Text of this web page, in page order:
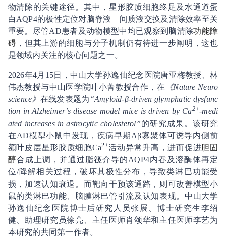
物清除的关键途径。其中，星形胶质细胞终足及水通道蛋
白AQP4的极性定位对脑脊液—间质液交换及清除效率至关
重要。尽管AD患者及动物模型中均已观察到脑清除功能障
碍 ，但其上游的细胞与分子机制仍有待进一步阐明，这也
是领域内关注的核心问题之一。
2026年4月15日，中山大学孙逸仙纪念医院唐亚梅教授、林
伟杰教授与中山医学院叶小菁教授合作，在 《Nature Neuro
science》 在线发表题为 “Amyloid-β-driven glymphatic dysfunc
tion in Alzheimer’s disease model mice is driven by Ca2+-medi
ated increases in astrocytic cholesterol”的研究成果。该研究
在AD模型小鼠中发现，疾病早期Aβ寡聚体可诱导内侧前
额叶皮层星形胶质细胞Ca2+活动异常升高，进而促进胆固
醇合成上调，并通过脂筏介导的AQP4内吞及溶酶体再定
位/降解相关过程，破坏其极性分布，导致类淋巴功能受
损，加速认知衰退。而靶向干预该通路，则可改善模型小
鼠的类淋巴功能、脑膜淋巴管引流及认知表现。中山大学
孙逸仙纪念医院博士后研究人员张展、博士研究生李绍
健、助理研究员徐亮、主任医师肖颂华和主任医师李艺为
本研究的共同第一作者。